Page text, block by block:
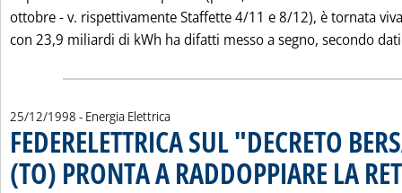
ottobre - v. rispettivamente Staffette 4/11 e 8/12), è tornata
con 23,9 miliardi di kWh ha difatti messo a segno, secondo
25/12/1998 - Energia Elettrica
FEDERELETTRICA SUL "DECRETO
(TO) PRONTA A RADDOPPIARE LA